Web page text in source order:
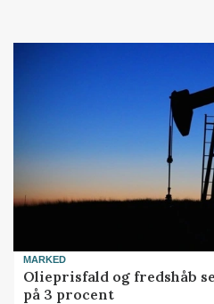
MARKED
Olieprisfald og fredshåb
på 3 procent